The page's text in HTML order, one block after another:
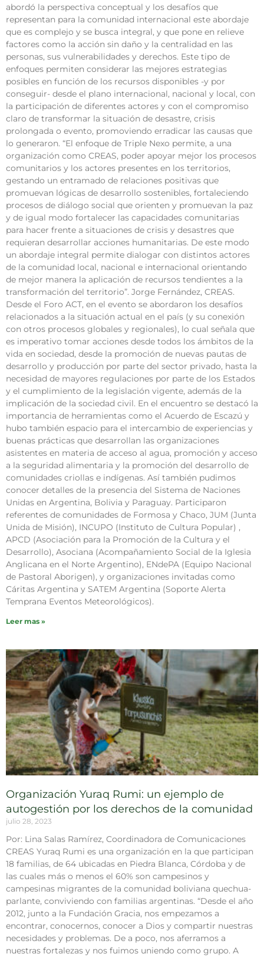
abordó la perspectiva conceptual y los desafíos que
representan para la comunidad internacional este abordaje
que es complejo y se busca integral, y que pone en relieve
factores como la acción sin daño y la centralidad en las
personas, sus vulnerabilidades y derechos. Este tipo de
enfoques permiten considerar las mejores estrategias
posibles en función de los recursos disponibles -y por
conseguir- desde el plano internacional, nacional y local, con
la participación de diferentes actores y con el compromiso
claro de transformar la situación de desastre, crisis
prolongada o evento, promoviendo erradicar las causas que
lo generaron. “El enfoque de Triple Nexo permite, a una
organización como CREAS, poder apoyar mejor los procesos
comunitarios y los actores presentes en los territorios,
gestando un entramado de relaciones positivas que
promuevan lógicas de desarrollo sostenibles, fortaleciendo
procesos de diálogo social que orienten y promuevan la paz
y de igual modo fortalecer las capacidades comunitarias
para hacer frente a situaciones de crisis y desastres que
requieran desarrollar acciones humanitarias. De este modo
un abordaje integral permite dialogar con distintos actores
de la comunidad local, nacional e internacional orientando
de mejor manera la aplicación de recursos tendientes a la
transformación del territorio”. Jorge Fernández, CREAS.
Desde el Foro ACT, en el evento se abordaron los desafíos
relacionados a la situación actual en el país (y su conexión
con otros procesos globales y regionales), lo cual señala que
es imperativo tomar acciones desde todos los ámbitos de la
vida en sociedad, desde la promoción de nuevas pautas de
desarrollo y producción por parte del sector privado, hasta la
necesidad de mayores regulaciones por parte de los Estados
y el cumplimiento de la legislación vigente, además de la
implicación de la sociedad civil. En el encuentro se destacó la
importancia de herramientas como el Acuerdo de Escazú y
hubo también espacio para el intercambio de experiencias y
buenas prácticas que desarrollan las organizaciones
asistentes en materia de acceso al agua, promoción y acceso
a la seguridad alimentaria y la promoción del desarrollo de
comunidades criollas e indígenas. Así también pudimos
conocer detalles de la presencia del Sistema de Naciones
Unidas en Argentina, Bolivia y Paraguay. Participaron
referentes de comunidades de Formosa y Chaco, JUM (Junta
Unida de Misión), INCUPO (Instituto de Cultura Popular) ,
APCD (Asociación para la Promoción de la Cultura y el
Desarrollo), Asociana (Acompañamiento Social de la Iglesia
Anglicana en el Norte Argentino), ENdePA (Equipo Nacional
de Pastoral Aborigen), y organizaciones invitadas como
Cáritas Argentina y SATEM Argentina (Soporte Alerta
Temprana Eventos Meteorológicos).
Leer mas »
Organización Yuraq Rumi: un ejemplo de
autogestión por los derechos de la comunidad
julio 28, 2023
Por: Lina Salas Ramírez, Coordinadora de Comunicaciones
CREAS Yuraq Rumi es una organización en la que participan
18 familias, de 64 ubicadas en Piedra Blanca, Córdoba y de
las cuales más o menos el 60% son campesinos y
campesinas migrantes de la comunidad boliviana quechua-
parlante, conviviendo con familias argentinas. “Desde el año
2012, junto a la Fundación Gracia, nos empezamos a
encontrar, conocernos, conocer a Dios y compartir nuestras
necesidades y problemas. De a poco, nos aferramos a
nuestras fortalezas y nos fuimos uniendo como grupo. A